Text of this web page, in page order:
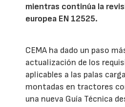
mientras continúa la
europea EN 12525.
CEMA ha dado un paso
actualización de los
aplicables a las palas
montadas en tractores
una nueva Guía Técnica